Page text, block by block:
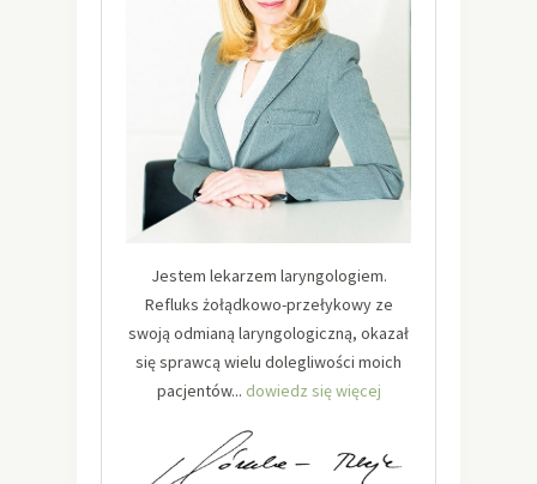
Jestem lekarzem laryngologiem.
Refluks żołądkowo-przełykowy ze
swoją odmianą laryngologiczną, okazał
się sprawcą wielu dolegliwości moich
pacjentów... dowiedz się więcej